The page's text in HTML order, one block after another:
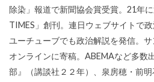
除染」報道で新聞協会賞受賞。21年
TIMES」創刊。連日ウェブサイトで政
ユーチューブでも政治解説を発信。
オンラインに寄稿。ABEMAなど多数
部』（講談社２２年）、泉房穂・前